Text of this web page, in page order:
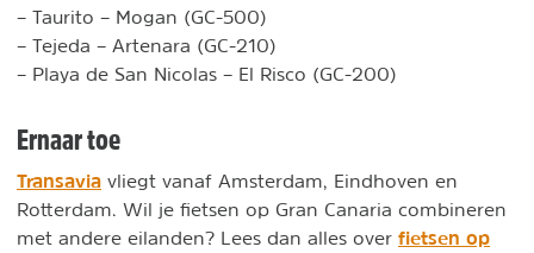
– Taurito – Mogan (GC-500)
– Tejeda – Artenara (GC-210)
– Playa de San Nicolas – El Risco (GC-200)
Ernaar toe
Transavia vliegt vanaf Amsterdam, Eindhoven en
Rotterdam. Wil je fietsen op Gran Canaria combineren
met andere eilanden? Lees dan alles over fietsen op